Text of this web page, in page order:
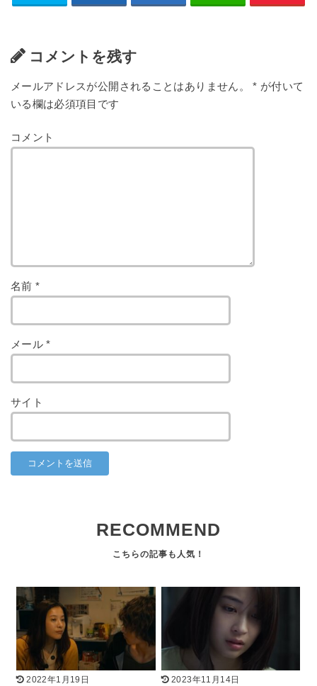
コメントを残す
メールアドレスが公開されることはありません。 * が付いて
いる欄は必須項目です
コメント
名前 *
メール*
サイト
RECOMMEND
2022年1月19日
2023年11月14日